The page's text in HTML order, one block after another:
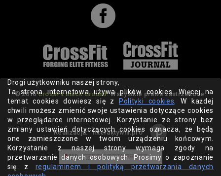

© 2016CrossFit Black Ground. Wszystkie prawa zastrzeżone.
Realizacja: interaktywni.pro
Drogi użytkowniku naszej strony,
Ta strona internetowa używa plików cookies. Więcej na
temat cookies dowiesz się z
Polityki cookies . W każdej
chwili możesz zmienić swoje ustawienia dotyczące cookies
w przeglądarce internetowej. Korzystanie ze strony bez
zmiany ustawień dotyczących cookies oznacza, że będą
one zamieszczone w twoim urządzeniu końcowym.
Korzystanie z naszej strony wymaga zgody na
przetwarzanie danych osobowych. Prosimy o zapoznanie
się z regulaminem i polityką przetwarzania danych